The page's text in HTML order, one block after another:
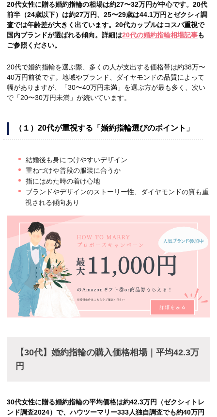
20代女性に贈る婚約指輪の相場は約27〜32万円が中心です。20代
前半（24歳以下）は約27万円、25〜29歳は44.1万円とゼクシィ調
査では年齢差が大きく出ています。20代カップルはコスパ重視で
国内ブランドが選ばれる傾向。詳細は20代の婚約指輪相場記事も
ご参照ください。
20代で婚約指輪を選ぶ際、多くの人が支出する価格帯は約38万〜
40万円前後です。地域やブランド、ダイヤモンドの品質によって
幅がありますが、「30〜40万円未満」を選ぶ方が最も多く、次い
で「20〜30万円未満」が続いています。
（１）20代が重視する「婚約指輪選びのポイント」
結婚後も身につけやすいデザイン
重ねづけや普段の服装に合うか
指にはめた時の着け心地
ブランドやデザインのストーリー性、ダイヤモンドの質も重
視される傾向あり
【30代】婚約指輪の購入価格相場｜平均42.3万
円
30代女性に贈る婚約指輪の平均価格は約42.3万円（ゼクシィトレ
ンド調査2024）で、ハウツーマリー333人独自調査でも約40万円